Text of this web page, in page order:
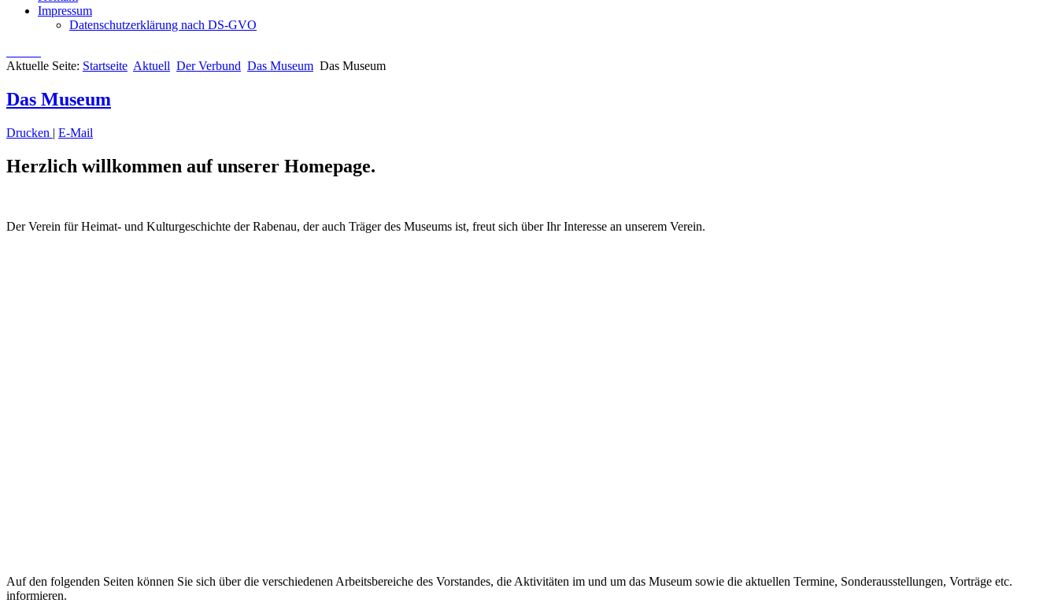
Impressum
Datenschutzerklärung nach DS-GVO
Aktuelle Seite: Startseite Aktuell Der Verbund Das Museum Das Museum
Das Museum
Drucken | E-Mail
Herzlich willkommen auf unserer Homepage.
Der Verein für Heimat- und Kulturgeschichte der Rabenau, derauch Träger des Museums ist, freut sich über Ihr Interesse an unserem Verein.
Auf den folgenden Seiten können Sie sich über die verschiedenen Arbeitsbereiche des Vorstandes, die Aktivitäten im und um das Museum sowie die aktuellen Termine, Sonderausstellungen, Vorträge etc.
informieren.